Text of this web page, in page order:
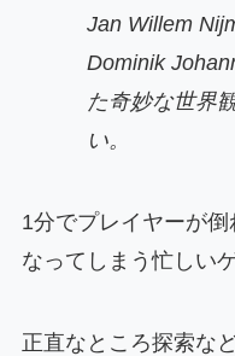
Jan Willem
Dominik
た奇妙な世界
い。
1分でプレイヤーが
なってしまう忙しい
正直なところ探索な